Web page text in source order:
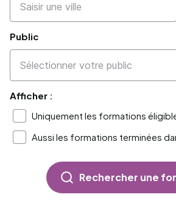
Public
Afficher :
Uniquement les formations
Aussi les formations terminées
Rechercher une